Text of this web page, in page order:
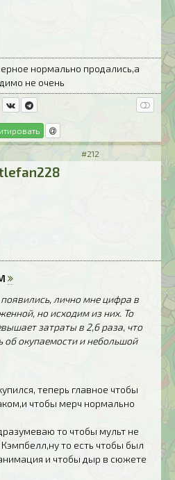
нормально продались,а
не очень
#212
лично мне цифра в
но исходим из них. То
затраты в 2,6 раза, что
об окупаемости и небольшой
теперь главное чтобы
чтобы мерч нормально
то чтобы мульт не
то есть чтобы был
и чтобы дыр в сюжете